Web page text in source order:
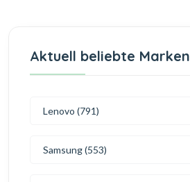
Aktuell beliebte Marken
Lenovo (791)
Samsung (553)